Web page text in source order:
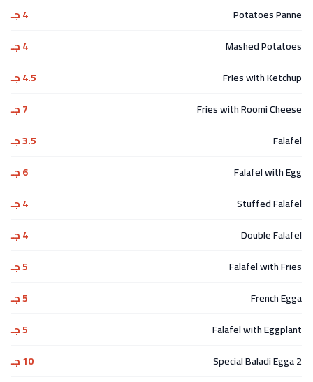
Potatoes Panne
4 جـ
Mashed Potatoes
4 جـ
Fries with Ketchup
4.5 جـ
Fries with Roomi Cheese
7 جـ
Falafel
3.5 جـ
Falafel with Egg
6 جـ
Stuffed Falafel
4 جـ
Double Falafel
4 جـ
Falafel with Fries
5 جـ
French Egga
5 جـ
Falafel with Eggplant
5 جـ
2 Special Baladi Egga
10 جـ